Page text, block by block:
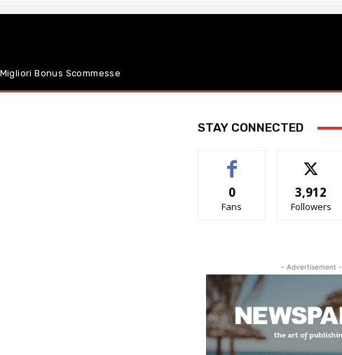
Migliori Bonus Scommesse
STAY CONNECTED
0
Fans
3,912
Followers
- Advertisement -